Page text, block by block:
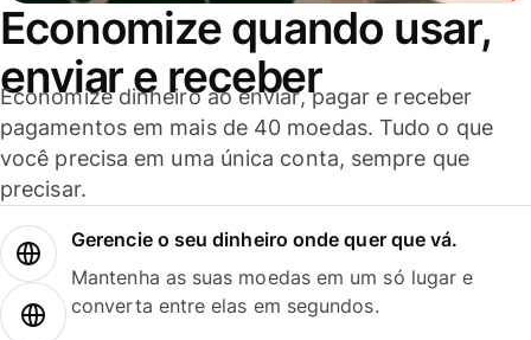
Economize quando usar,
enviar e receber
Economize dinheiro ao enviar, pagar e receber
pagamentos em mais de 40 moedas. Tudo o que
você precisa em uma única conta, sempre que
precisar.
Gerencie o seu dinheiro onde quer que vá.
Mantenha as suas moedas em um só lugar e
converta entre elas em segundos.